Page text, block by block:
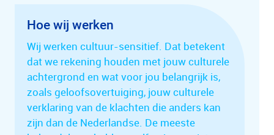
Hoe wij werken
Wij werken cultuur-sensitief. Dat betekent
dat we rekening houden met jouw culturele
achtergrond en wat voor jou belangrijk is,
zoals geloofsovertuiging, jouw culturele
verklaring van de klachten die anders kan
zijn dan de Nederlandse. De meeste